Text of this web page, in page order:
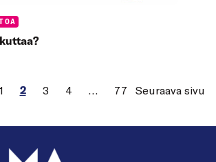
1 2 3 4 … 77 Seuraava sivu